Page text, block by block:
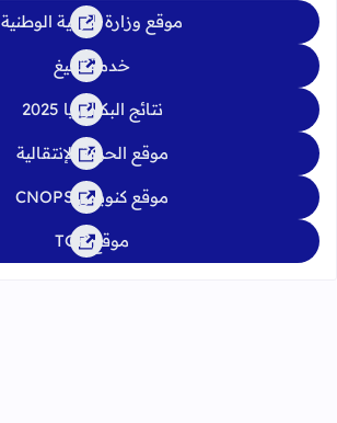
موقع وزارة التربية الوطنية
خدمة تبليغ
نتائج البكالوريا 2025
موقع الحركة الإنتقالية
موقع كنوبس CNOPS
موقع TGR